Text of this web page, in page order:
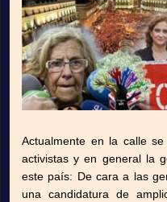
Actualmente en la calle
activistas y en general la
este país: De cara a las
una candidatura de